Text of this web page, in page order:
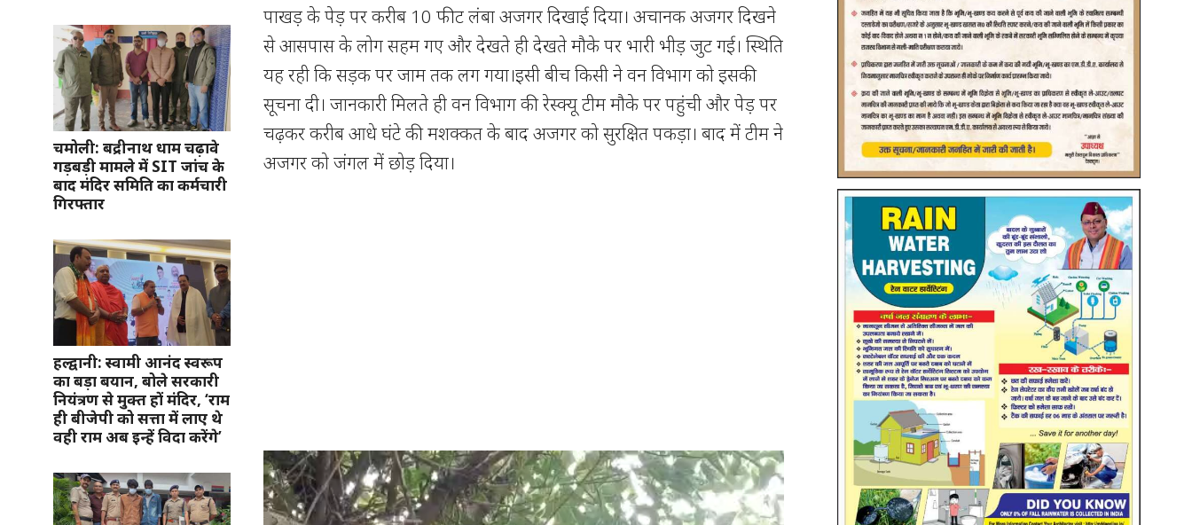
चमोली: बद्रीनाथ धाम चढ़ावे
गड़बड़ी मामले में SIT जांच के
बाद मंदिर समिति का कर्मचारी
गिरफ्तार
हल्द्वानी: स्वामी आनंद स्वरूप
का बड़ा बयान, बोले सरकारी
नियंत्रण से मुक्त हों मंदिर, ‘राम
ही बीजेपी को सत्ता में लाए थे
वही राम अब इन्हें विदा करेंगे’
पाखड़ के पेड़ पर करीब 10 फीट लंबा अजगर दिखाई दिया। अचानक अजगर दिखने
से आसपास के लोग सहम गए और देखते ही देखते मौके पर भारी भीड़ जुट गई। स्थिति
यह रही कि सड़क पर जाम तक लग गया।इसी बीच किसी ने वन विभाग को इसकी
सूचना दी। जानकारी मिलते ही वन विभाग की रेस्क्यू टीम मौके पर पहुंची और पेड़ पर
चढ़कर करीब आधे घंटे की मशक्कत के बाद अजगर को सुरक्षित पकड़ा। बाद में टीम ने
अजगर को जंगल में छोड़ दिया।